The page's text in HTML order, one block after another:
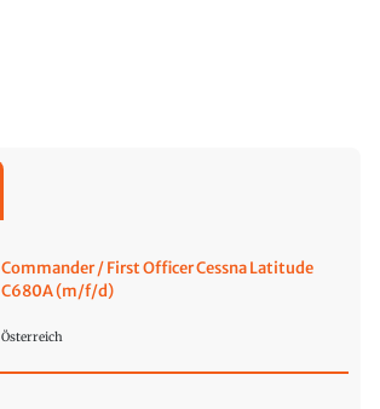
Commander / First Officer Cessna Latitude
C680A (m/f/d)
Österreich